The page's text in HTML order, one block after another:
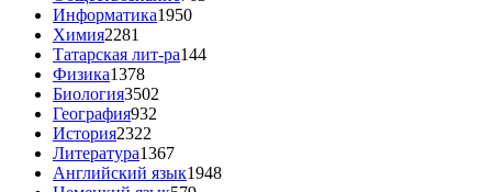
Информатика1950
Химия2281
Татарская лит-ра144
Физика1378
Биология3502
География932
История2322
Литература1367
Английский язык1948